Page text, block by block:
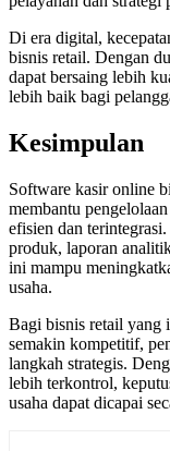
Di era digital,
bisnis retail. Dengan
dapat bersaing lebih
lebih baik bagi
Kesimpulan
Software kasir online
membantu
efisien dan
produk, laporan
ini mampu
usaha.
Bagi bisnis retail yang
semakin kompetitif,
langkah strategis.
lebih terkontrol,
usaha dapat dicapai